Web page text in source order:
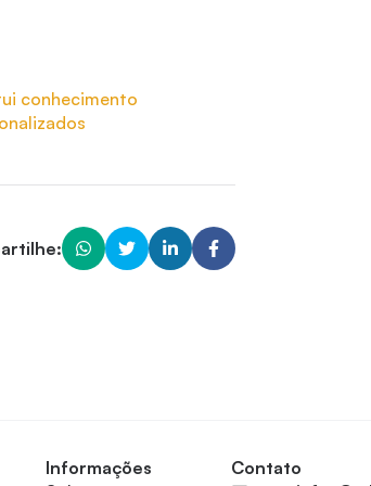
conhecimento
Informações
Contato